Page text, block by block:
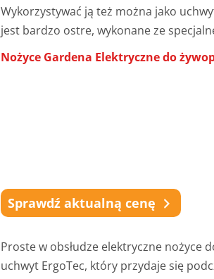
Wykorzystywać ją też można jako
jest bardzo ostre, wykonane ze
Nożyce Gardena Elektryczne do
Sprawdź aktualną cenę
Proste w obsłudze elektryczne nożyce
uchwyt ErgoTec, który przydaje się